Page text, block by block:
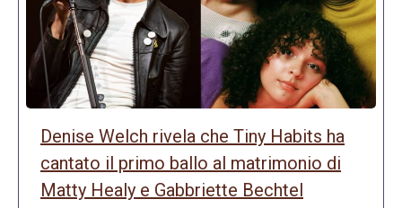
Denise Welch rivela che Tiny Habits ha
cantato il primo ballo al matrimonio di
Matty Healy e Gabbriette Bechtel